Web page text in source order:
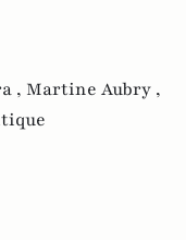
, Martine Aubry ,